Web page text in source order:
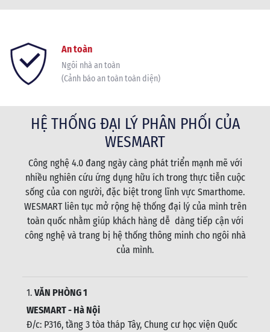
An toàn
Ngôi nhà an toàn
HỆ THỐNG ĐẠI LÝ PHÂN PHỐI CỦA
WESMART
Công nghệ 4.0 đang ngày càng phát triển mạnh mẽ với
nhiều nghiên cứu ứng dụng hữu ích trong thực tiễn cuộc
sống của con người, đặc biệt trong lĩnh vực Smarthome.
WESMART liên tục mở rộng hệ thống đại lý của mình trên
toàn quốc nhằm giúp khách hàng dễ dàng tiếp cận với
công nghệ và trang bị hệ thống thông minh cho ngôi nhà
1.VĂN PHÒNG 1
WESMART - Hà Nội